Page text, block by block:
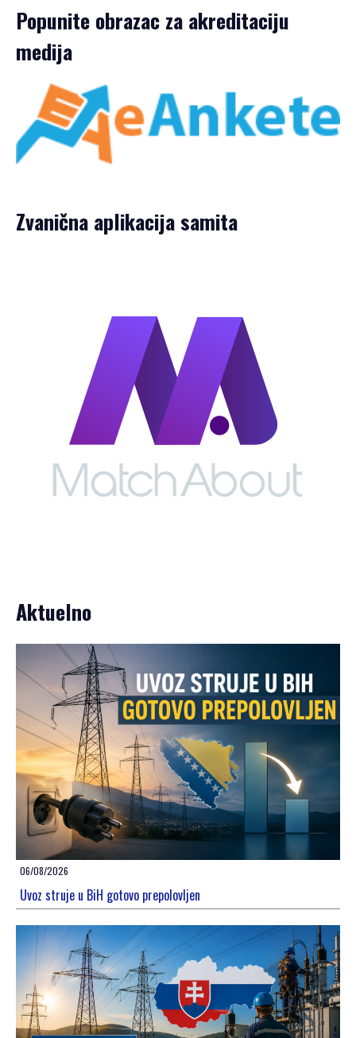
Popunite obrazac za akreditaciju
medija
Zvanična aplikacija samita
Aktuelno
06/08/2026
Uvoz struje u BiH gotovo prepolovljen